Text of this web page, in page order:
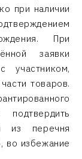
при наличии
При
заявки
участником,
товаров.
из перечня
во избежание